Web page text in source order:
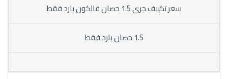
سعر تكييف جرى 1.5 حصان فالكون بارد فقط
1.5 حصان بارد فقط